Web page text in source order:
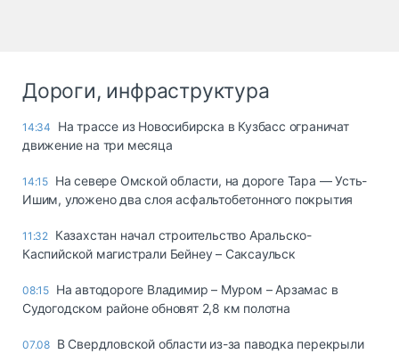
Дороги, инфраструктура
14:34
На трассе из Новосибирска в Кузбасс ограничат
движение на три месяца
14:15 На севере Омской области, на дороге Тара — Усть-
Ишим, уложено два слоя асфальтобетонного покрытия
11:32 Казахстан начал строительство Аральско-
Каспийской магистрали Бейнеу – Саксаульск
08:15 На автодороге Владимир – Муром – Арзамас в
Судогодском районе обновят 2,8 км полотна
07.08 В Свердловской области из-за паводка перекрыли